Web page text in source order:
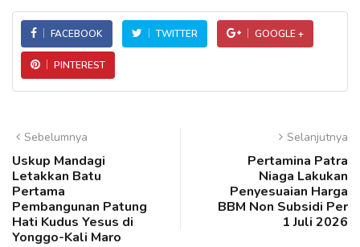
FACEBOOK TWITTER GOOGLE +
PINTEREST
Sebelumnya
Uskup Mandagi
Letakkan Batu
Pertama
Pembangunan Patung
Hati Kudus Yesus di
Yonggo-Kali Maro
Selanjutnya
Pertamina Patra
Niaga Lakukan
Penyesuaian Harga
BBM Non Subsidi Per
1 Juli 2026